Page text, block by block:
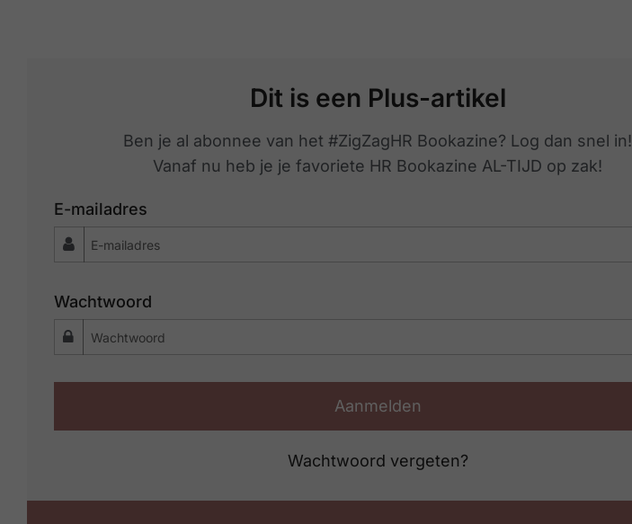
Dit is een Plus-artikel
Ben je al abonnee van het #ZigZagHR Bookazine? Log dan snel in!
Vanaf nu heb je je favoriete HR Bookazine AL-TIJD op zak!
E-mailadres
Wachtwoord
Aanmelden
Wachtwoord vergeten?